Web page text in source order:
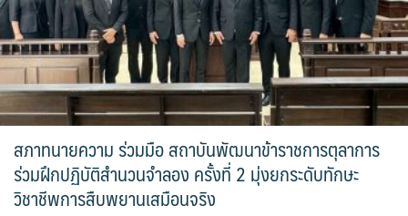
สภาทนายความ ร่วมมือ สถาบันพัฒนาข้าราชการตุลาการ
ร่วมฝึกปฏิบัติสำนวนจำลอง ครั้งที่ 2 มุ่งยกระดับทักษะ
วิชาชีพการสืบพยานเสมือนจริง